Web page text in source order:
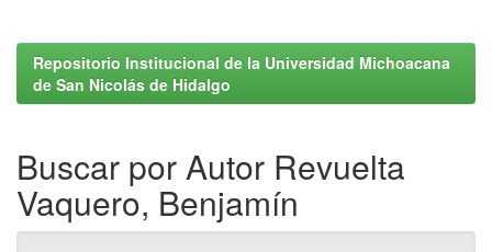
Repositorio Institucional de la Universidad Michoacana
de San Nicolás de Hidalgo
Buscar por Autor Revuelta
Vaquero, Benjamín